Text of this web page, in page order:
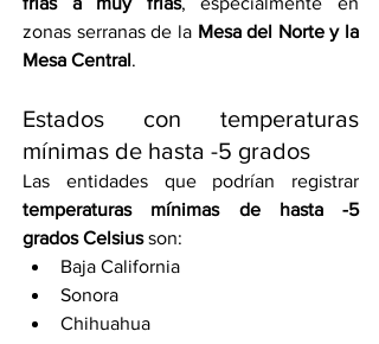
zonas serranas de la Mesa del Norte y la
Mesa Central.
Estados con temperaturas
mínimas de hasta -5 grados
temperaturas mínimas de hasta -5
grados Celsius son:
Baja California
Sonora
Chihuahua